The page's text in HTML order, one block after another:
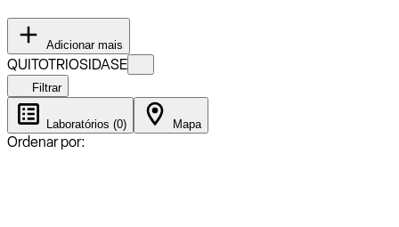
Adicionar mais
QUITOTRIOSIDASE
Filtrar
Laboratórios (0) Mapa
Ordenar por: